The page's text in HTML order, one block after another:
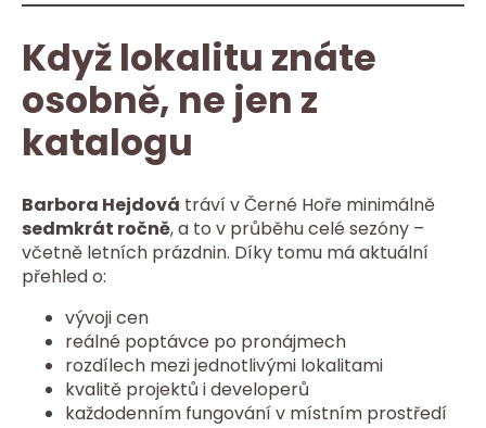
Když lokalitu znáte
osobně, ne jen z
katalogu
Barbora Hejdová tráví v Černé Hoře minimálně
sedmkrát ročně, a to v průběhu celé sezóny –
včetně letních prázdnin. Díky tomu má aktuální
přehled o:
vývoji cen
reálné poptávce po pronájmech
rozdílech mezi jednotlivými lokalitami
kvalitě projektů i developerů
každodenním fungování v místním prostředí